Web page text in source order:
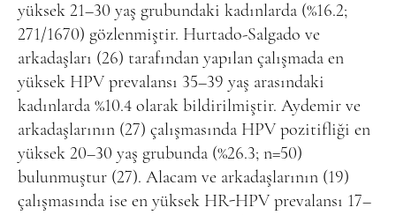
yüksek 21–30 yaş grubundaki kadınlarda (%16.2;
271/1670) gözlenmiştir. Hurtado-Salgado ve
arkadaşları (26) tarafından yapılan çalışmada en
yüksek HPV prevalansı 35–39 yaş arasındaki
kadınlarda %10.4 olarak bildirilmiştir. Aydemir ve
arkadaşlarının (27) çalışmasında HPV pozitifliği en
yüksek 20–30 yaş grubunda (%26.3; n=50)
bulunmuştur (27). Alacam ve arkadaşlarının (19)
çalışmasında ise en yüksek HR-HPV prevalansı 17–